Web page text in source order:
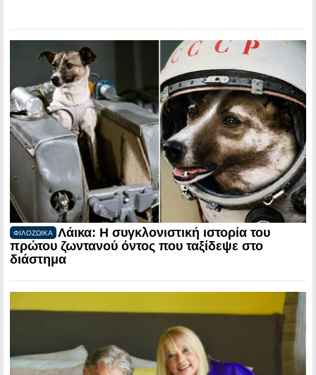
ΦΙΛΟΖΩΙΚΑ
Λάικα: Η συγκλονιστική ιστορία του
πρώτου ζωντανού όντος που ταξίδεψε στο
διάστημα